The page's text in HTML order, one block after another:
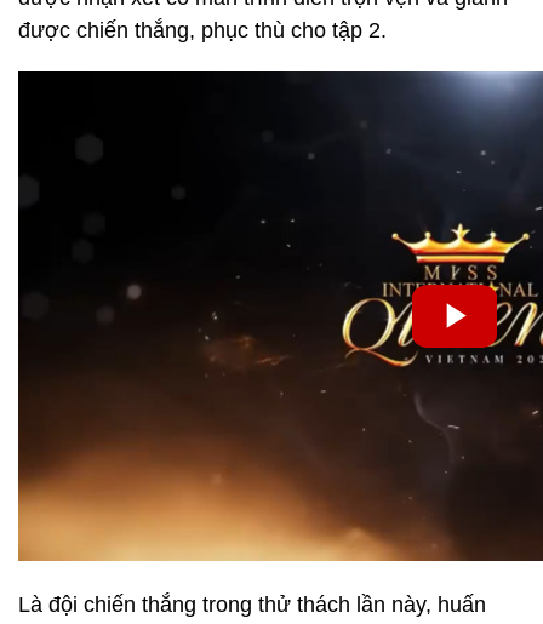
được chiến thắng, phục thù cho tập 2.
Là đội chiến thắng trong thử thách lần này, huấn